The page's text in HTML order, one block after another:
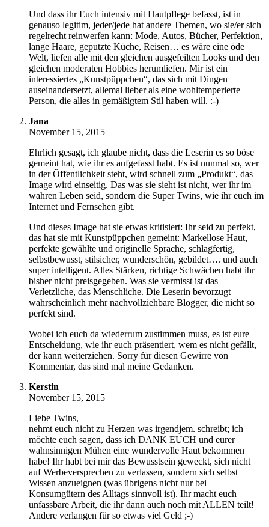
Und dass ihr Euch intensiv mit Hautpflege befasst, ist in
genauso legitim, jeder/jede hat andere Themen, wo sie/er sich
regelrecht reinwerfen kann: Mode, Autos, Bücher, Perfektion,
lange Haare, geputzte Küche, Reisen… es wäre eine öde
Welt, liefen alle mit den gleichen ausgefeilten Looks und den
gleichen moderaten Hobbies herumliefen. Mir ist ein
interessiertes „Kunstpüppchen“, das sich mit Dingen
auseinandersetzt, allemal lieber als eine wohltemperierte
Person, die alles in gemäßigtem Stil haben will. :-)
Jana
November 15, 2015
Ehrlich gesagt, ich glaube nicht, dass die Leserin es so böse
gemeint hat, wie ihr es aufgefasst habt. Es ist nunmal so, wer
in der Öffentlichkeit steht, wird schnell zum „Produkt“, das
Image wird einseitig. Das was sie sieht ist nicht, wer ihr im
wahren Leben seid, sondern die Super Twins, wie ihr euch im
Internet und Fernsehen gibt.
Und dieses Image hat sie etwas kritisiert: Ihr seid zu perfekt,
das hat sie mit Kunstpüppchen gemeint: Markellose Haut,
perfekte gewählte und originelle Sprache, schlagfertig,
selbstbewusst, stilsicher, wunderschön, gebildet…. und auch
super intelligent. Alles Stärken, richtige Schwächen habt ihr
bisher nicht preisgegeben. Was sie vermisst ist das
Verletzliche, das Menschliche. Die Leserin bevorzugt
wahrscheinlich mehr nachvollziehbare Blogger, die nicht so
perfekt sind.
Wobei ich euch da wiederrum zustimmen muss, es ist eure
Entscheidung, wie ihr euch präsentiert, wem es nicht gefällt,
der kann weiterziehen. Sorry für diesen Gewirre von
Kommentar, das sind mal meine Gedanken.
Kerstin
November 15, 2015
Liebe Twins,
nehmt euch nicht zu Herzen was irgendjem. schreibt; ich
möchte euch sagen, dass ich DANK EUCH und eurer
wahnsinnigen Mühen eine wundervolle Haut bekommen
habe! Ihr habt bei mir das Bewusstsein geweckt, sich nicht
auf Werbeversprechen zu verlassen, sondern sich selbst
Wissen anzueignen (was übrigens nicht nur bei
Konsumgütern des Alltags sinnvoll ist). Ihr macht euch
unfassbare Arbeit, die ihr dann auch noch mit ALLEN teilt!
Andere verlangen für so etwas viel Geld ;-)